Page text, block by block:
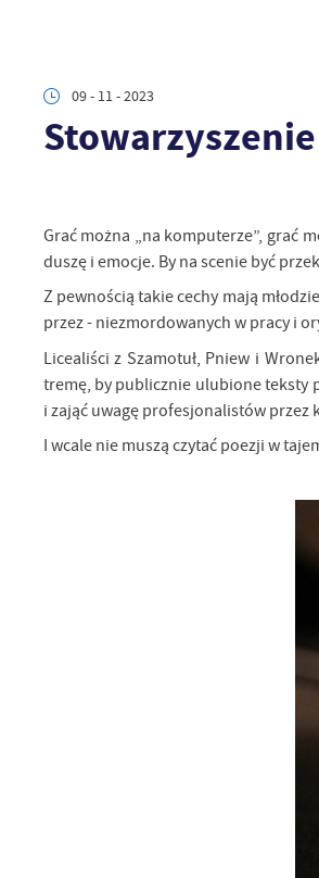
09 - 11 - 2023
Grać można „na komputerze”, grać
duszę i emocje. By na scenie być
Z pewnością takie cechy mają
przez - niezmordowanych w pracy i
Licealiści z Szamotuł, Pniew i
tremę, by publicznie ulubione teksty
i zająć uwagę profesjonalistów przez
I wcale nie muszą czytać poezji w